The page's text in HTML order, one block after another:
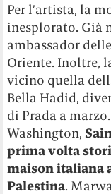
Per l’artista, la
inesplorato. Già
ambassador
Oriente. Inoltre,
vicino quella
Bella Hadid,
di Prada a
Washington,
prima volta
maison italiana
Palestina.